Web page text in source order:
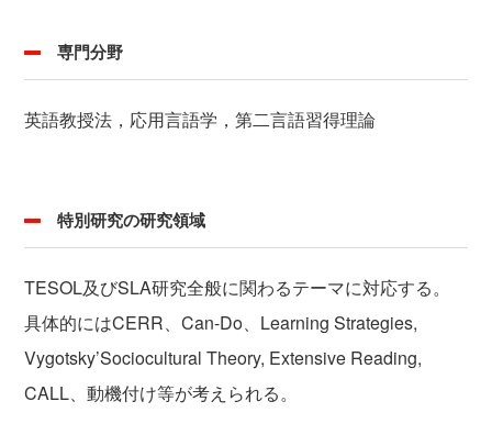
専門分野
英語教授法，応用言語学，第二言語習得理論
特別研究の研究領域
TESOL及びSLA研究全般に関わるテーマに対応する。
具体的にはCERR、Can-Do、Learning Strategies,
Vygotsky’Sociocultural Theory, Extensive Reading,
CALL、動機付け等が考えられる。